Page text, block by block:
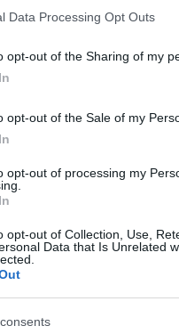
Data Processing Opt Outs
opt-out of the Sharing of my
opt-out of the Sale of my
opt-out of processing my
opt-out of Collection, Use,
Data that Is Unrelated
Brakuje